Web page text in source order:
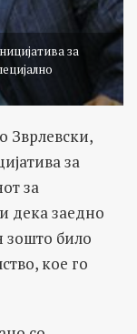
за
Зврлевски,
за
за
дека заедно
зошто било
кое го